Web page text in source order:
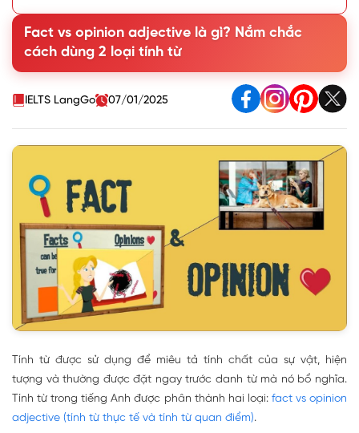
2. Opinion adjective là gì? Ví dụ về tính từ quan điểm
3. Trường hợp đặc biệt: Tính từ chỉ kích thước là Fact hay
Opinion?
4. Cách dùng Fact adjective và Opinion adjective
Fact vs opinion adjective là gì? Nắm chắc
cách dùng 2 loại tính từ
IELTS LangGo 07/01/2025
Tính từ được sử dụng để miêu tả tính chất của sự vật, hiện
tượng và thường được đặt ngay trước danh từ mà nó bổ nghĩa.
Tính từ trong tiếng Anh được phân thành hai loại: fact vs opinion
adjective (tính từ thực tế và tính từ quan điểm).